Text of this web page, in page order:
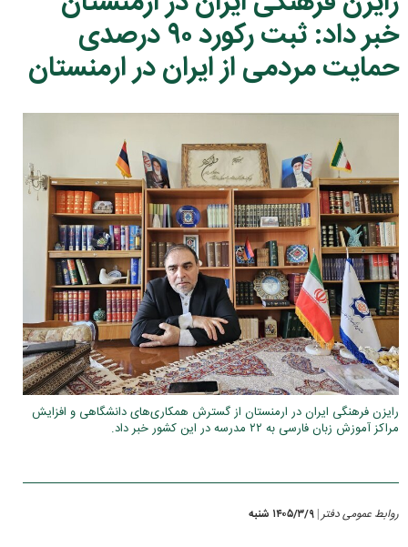
خبر داد: ثبت رکورد ۹۰ درصدی
حمایت مردمی از ایران در ارمنستان
رایزن فرهنگی ایران در ارمنستان از گسترش همکاری‌های دانشگاهی و افزایش
مراکز آموزش زبان فارسی به ۲۲ مدرسه در این کشور خبر داد.
روابط عمومی دفتر | ۱۴۰۵/۳/۹ شنبه